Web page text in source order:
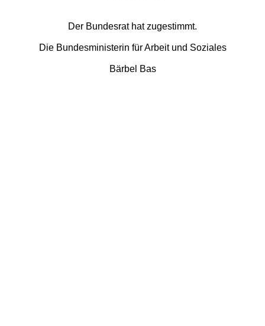
Der Bundesrat hat zugestimmt.
Die Bundesministerin für Arbeit und Soziales
Bärbel Bas